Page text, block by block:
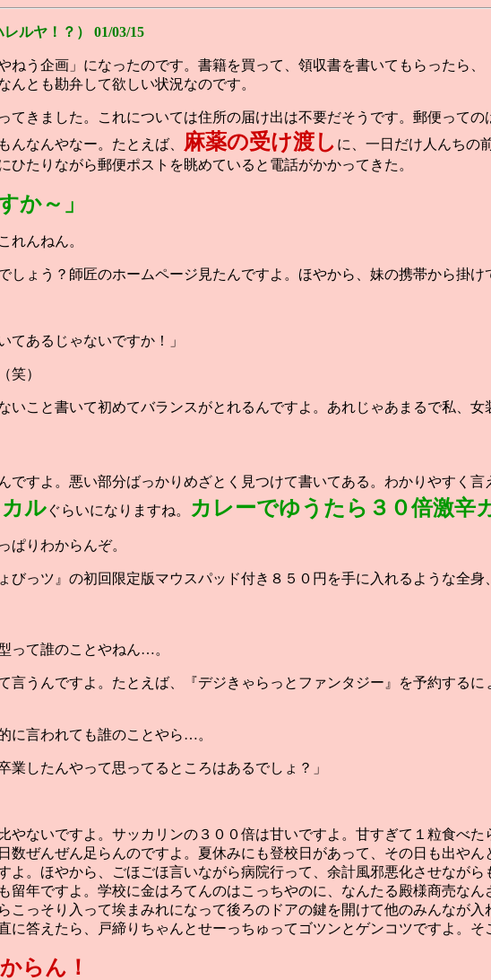
ルヤ！？） 01/03/15
う企画」になったのです。書籍を買って、領収書を書いてもらったら
んとも勘弁して欲しい状況なのです。
てきました。これについては住所の届け出は不要だそうです。郵便って
んなんやなー。たとえば、
麻薬の受け渡し に、一日だけ人んちの
たりながら郵便ポストを眺めていると電話がかかってきた。
か～」
れんねん。
しょう？師匠のホームページ見たんですよ。ほやから、妹の携帯から掛け
てあるじゃないですか！」
笑）
いこと書いて初めてバランスがとれるんですよ。あれじゃあまるで私、
ですよ。悪い部分ばっかりめざとく見つけて書いてある。わかりやすく言
ルぐらいになりますね。 カレーでゆうたら３０倍激辛
ぱりわからんぞ。
びっツ』の初回限定版マウスパッド付き８５０円を手に入れるような全
って誰のことやねん…。
言うんですよ。たとえば、『デジきゃらっとファンタジー』を予約する
に言われても誰のことやら…。
業したんやって思ってるところはあるでしょ？」
やないですよ。サッカリンの３００倍は甘いですよ。甘すぎて１粒食べ
数ぜんぜん足らんのですよ。夏休みにも登校日があって、その日も出や
よ。ほやから、ごほごほ言いながら病院行って、余計風邪悪化させなが
留年ですよ。学校に金はろてんのはこっちやのに、なんたる殿様商売な
こっそり入って埃まみれになって後ろのドアの鍵を開けて他のみんなが
に答えたら、戸締りちゃんとせーっちゅってゴツンとゲンコツですよ。
らん！